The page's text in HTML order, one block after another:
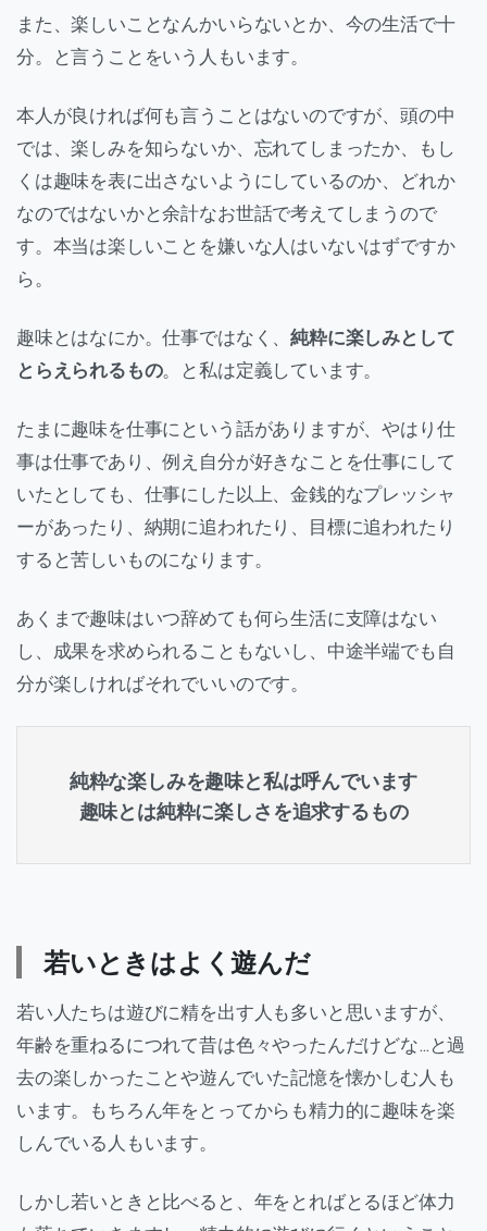
また、楽しいことなんかいらないとか、今の生活で十
分。と言うことをいう人もいます。
本人が良ければ何も言うことはないのですが、頭の中
では、楽しみを知らないか、忘れてしまったか、もし
くは趣味を表に出さないようにしているのか、どれか
なのではないかと余計なお世話で考えてしまうので
す。本当は楽しいことを嫌いな人はいないはずですか
ら。
趣味とはなにか。仕事ではなく、純粋に楽しみとして
とらえられるもの。と私は定義しています。
たまに趣味を仕事にという話がありますが、やはり仕
事は仕事であり、例え自分が好きなことを仕事にして
いたとしても、仕事にした以上、金銭的なプレッシャ
ーがあったり、納期に追われたり、目標に追われたり
すると苦しいものになります。
あくまで趣味はいつ辞めても何ら生活に支障はない
し、成果を求められることもないし、中途半端でも自
分が楽しければそれでいいのです。
純粋な楽しみを趣味と私は呼んでいます
趣味とは純粋に楽しさを追求するもの
若いときはよく遊んだ
若い人たちは遊びに精を出す人も多いと思いますが、
年齢を重ねるにつれて昔は色々やったんだけどな…と過
去の楽しかったことや遊んでいた記憶を懐かしむ人も
います。もちろん年をとってからも精力的に趣味を楽
しんでいる人もいます。
しかし若いときと比べると、年をとればとるほど体力